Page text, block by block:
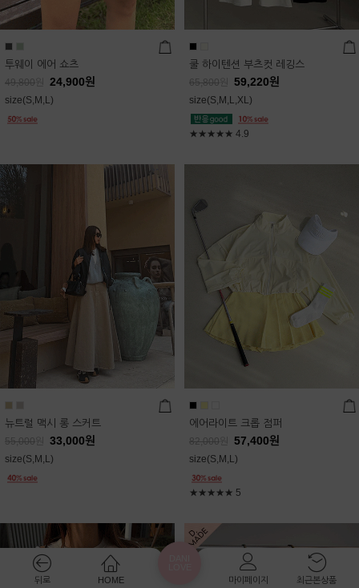
투웨이 에어 쇼츠
49,800 24,900원
size(S,M,L)
쿨 하이텐션 부츠컷 레깅스
65,800 59,220원
size(S,M,L,XL)
★★★★★ 4.9
뉴트럴 맥시 롱 스커트
55,000 33,000원
size(S,M,L)
에어라이트 크롭 점퍼
82,000 57,400원
size(S,M,L)
★★★★★ 5
뒤로 HOME
마이페이지
최근본상품